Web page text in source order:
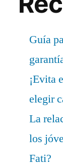
Guía
¡Evita
elegir
La
los
Fati?